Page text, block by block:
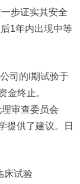
步证实其安全
1年内出现中等
司的I期试验于
金终止。
审查委员会
提供了建议。日
床试验